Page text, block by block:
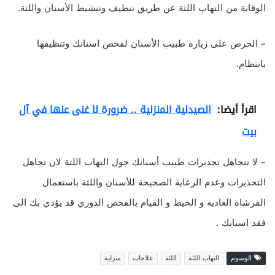
الوقابة من التهاب اللثة عن طريق تنظيف وتنشيط الأسنان واللثة.
– الحرص على زيارة طبيب الأسنان لفحص اسنانك وتنظيفها
بانتظام.
اقرأ أيضا: الصيدلية المنزلية .. ضرورة لا غنى عنها في آل
بيت
– لا تتجاهل تحذيرات طبيب أسنانك حول التهاب اللثة لان تجاهل
التحذيرات وعدم الرعاية الصحيحة للأسنان واللثة باستعمال
الفرشاة العادية و الخيط و القيام بالفحص الدوري قد يؤدي بك الى
فقد اسنانك .
الوسوم التهاب اللثة اللثة علاجات منزلية